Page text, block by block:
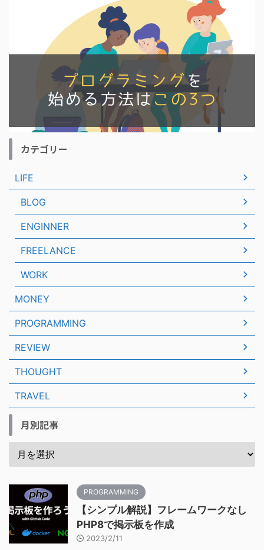
カテゴリー
LIFE
BLOG
ENGINNER
FREELANCE
WORK
MONEY
PROGRAMMING
REVIEW
THOUGHT
TRAVEL
月別記事
PROGRAMMING
【シンプル解説】フレームワークなし
PHP8で掲示板を作成
2023/2/11